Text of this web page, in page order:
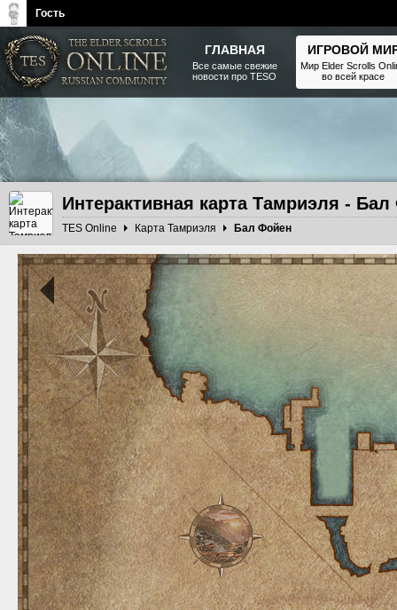
Интерактивная карта Тамриэля -
TES Online Карта Тамриэля Бал Фойен
The Elder Scrolls, Fallout,
Bethesda Softworks - статьи,
новости, дополнения
ГЛАВНАЯ
Все самые свежие
новости про TESO
ИГРОВОЙ
Мир Elder Scrolls
во всей красе
Гость